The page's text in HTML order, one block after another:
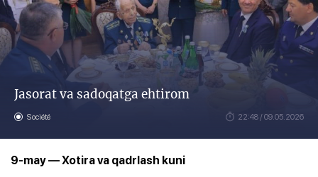
Jasorat va sadoqatga ehtirom
Société 22:48 / 09.05.2026
9-may — Xotira va qadrlash kuni